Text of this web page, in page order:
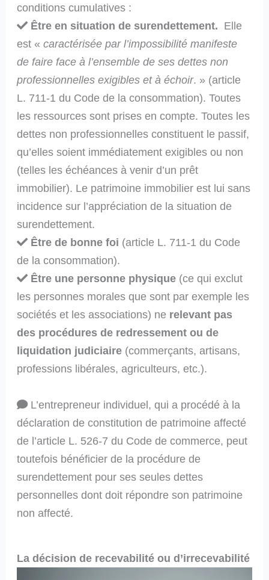
conditions cumulatives :
Être en situation de surendettement. Elle
est «caractérisée par l’impossibilité manifeste
de faire face à l’ensemble de ses dettes non
professionnelles exigibles et à échoir. » (article
L. 711-1 du Code de la consommation). Toutes
les ressources sont prises en compte. Toutes les
dettes non professionnelles constituent le passif,
qu’elles soient immédiatement exigibles ou non
(telles les échéances à venir d’un prêt
immobilier). Le patrimoine immobilier est lui sans
incidence sur l’appréciation de la situation de
surendettement.
Être de bonne foi (article L. 711-1 du Code
de la consommation).
Être une personne physique (ce qui exclut
les personnes morales que sont par exemple les
sociétés et les associations) ne relevant pas
des procédures de redressement ou de
liquidation judiciaire (commerçants, artisans,
professions libérales, agriculteurs, etc.).
L’entrepreneur individuel, qui a procédé à la
déclaration de constitution de patrimoine affecté
de l’article L. 526-7 du Code de commerce, peut
toutefois bénéficier de la procédure de
surendettement pour ses seules dettes
personnelles dont doit répondre son patrimoine
non affecté.
La décision de recevabilité ou d’irrecevabilité